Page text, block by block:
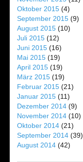
Oktober 2015 (4)
September 2015 (9)
August 2015 (10)
Juli 2015 (12)
Juni 2015 (16)
Mai 2015 (19)
April 2015 (19)
März 2015 (19)
Februar 2015 (21)
Januar 2015 (11)
Dezember 2014 (9)
November 2014 (10)
Oktober 2014 (21)
September 2014 (39)
August 2014 (42)